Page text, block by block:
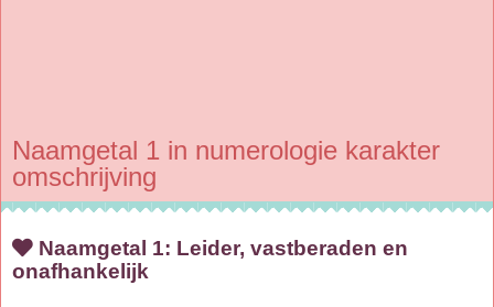
Naamgetal 1 in numerologie karakter
omschrijving
Naamgetal 1: Leider, vastberaden en
onafhankelijk